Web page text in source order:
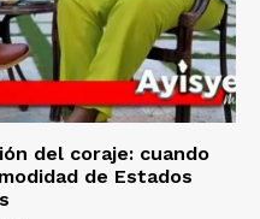
del coraje: cuando
de Estados